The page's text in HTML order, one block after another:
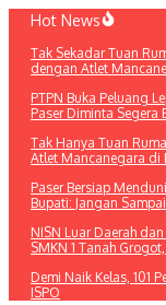
Lewati
konten
Hot News
Tak Sekadar Tuan
dengan Atlet
PTPN Buka Peluang
Paser Diminta Segera
Tak Hanya Tuan
Atlet Mancanegara di
Paser Bersiap
Bupati: Jangan
NISN Luar Daerah
SMKN 1 Tanah
Demi Naik Kelas, 101
ISPO​